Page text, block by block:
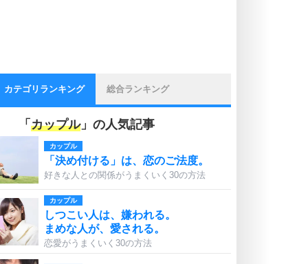
カテゴリランキング 総合ランキング
「 カップル」の人気記事
カップル
「決め付ける」は、恋のご法度。
好きな人との関係がうまくいく30の方法
カップル
しつこい人は、嫌われる。
まめな人が、愛される。
恋愛がうまくいく30の方法